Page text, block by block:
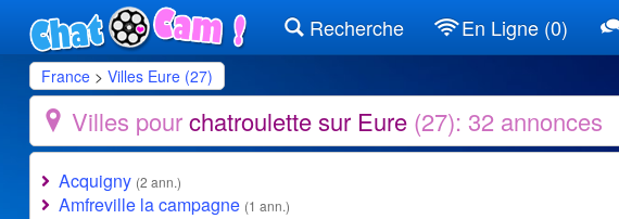
Recherche En Ligne (0)
France > Villes Eure (27)
Villes pourchatroulette sur Eure (27): 32 annonces
Acquigny (2 ann.)
Amfreville la campagne (1 ann.)